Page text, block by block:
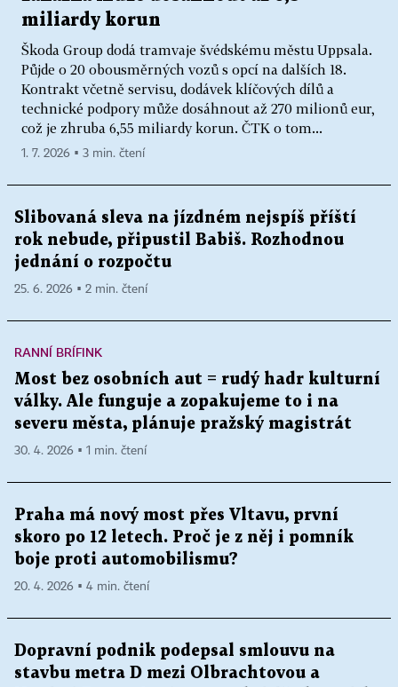
miliardy korun
Škoda Group dodá tramvaje švédskému městu Uppsala.
Půjde o 20 obousměrných vozů s opcí na dalších 18.
Kontrakt včetně servisu, dodávek klíčových dílů a
technické podpory může dosáhnout až 270 milionů eur,
což je zhruba 6,55 miliardy korun. ČTK o tom...
1. 7. 2026 ▪ 3 min. čtení
Slibovaná sleva na jízdném nejspíš příští
rok nebude, připustil Babiš. Rozhodnou
jednání o rozpočtu
25. 6. 2026 ▪ 2 min. čtení
RANNÍ BRÍFINK
Most bez osobních aut = rudý hadr kulturní
války. Ale funguje a zopakujeme to i na
severu města, plánuje pražský magistrát
30. 4. 2026 ▪ 1 min. čtení
Praha má nový most přes Vltavu, první
skoro po 12 letech. Proč je z něj i pomník
boje proti automobilismu?
20. 4. 2026 ▪ 4 min. čtení
Dopravní podnik podepsal smlouvu na
stavbu metra D mezi Olbrachtovou a